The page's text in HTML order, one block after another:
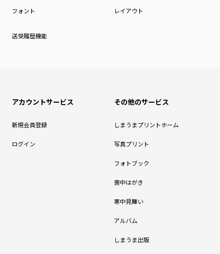
フォント レイアウト
送受履歴機能
アカウントサービス
新規会員登録
ログイン
その他のサービス
しまうまプリントホーム
写真プリント
フォトブック
喪中はがき
寒中見舞い
アルバム
しまうま出版